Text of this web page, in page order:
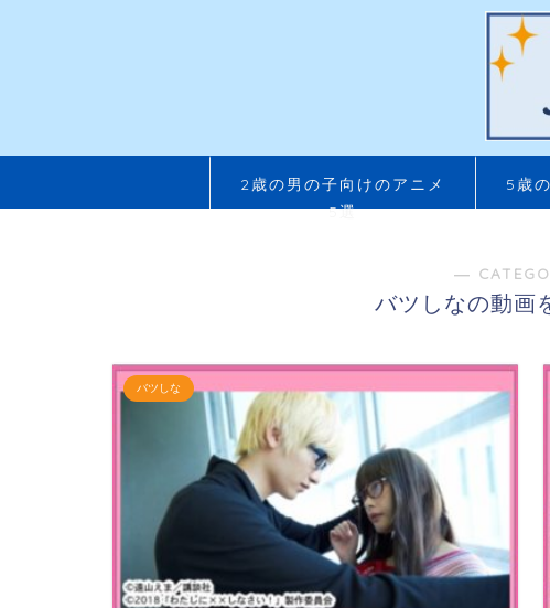
2歳の男の子向けのアニメ
5選
5歳
―
バツしなの動画
バツしな